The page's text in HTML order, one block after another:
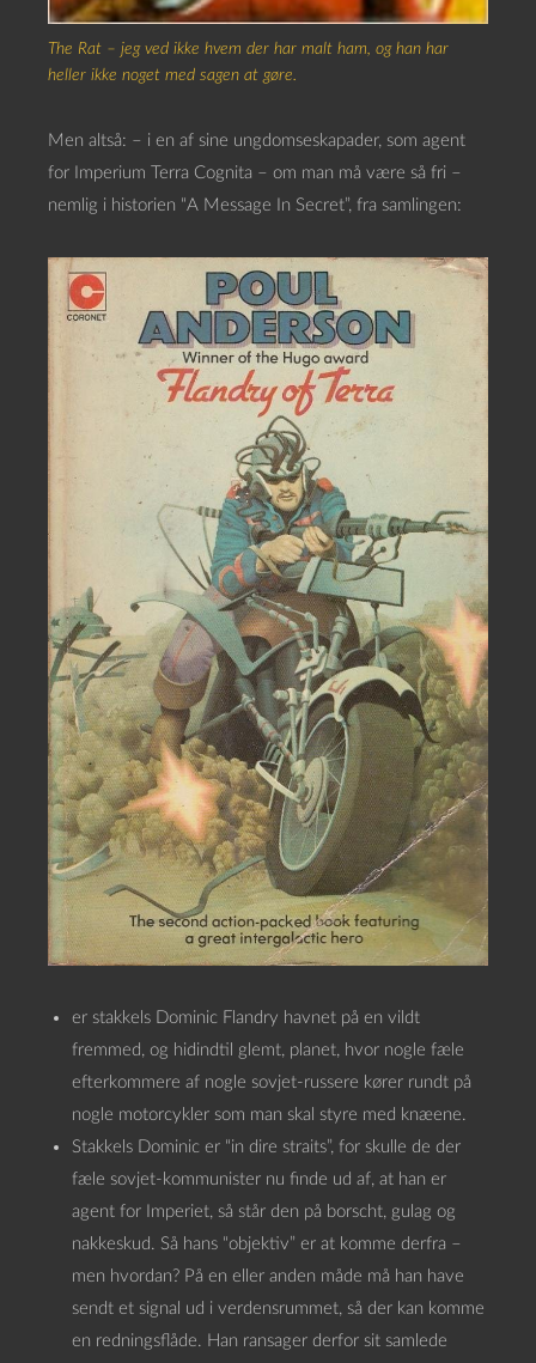
The Rat – jeg ved ikke hvem der har malt ham, og han har
heller ikke noget med sagen at gøre.
Men altså: – i en af sine ungdomseskapader, som agent
for Imperium Terra Cognita – om man må være så fri –
nemlig i historien “A Message In Secret”, fra samlingen:
er stakkels Dominic Flandry havnet på en vildt
fremmed, og hidindtil glemt, planet, hvor nogle fæle
efterkommere af nogle sovjet-russere kører rundt på
nogle motorcykler som man skal styre med knæene.
Stakkels Dominic er “in dire straits”, for skulle de der
fæle sovjet-kommunister nu finde ud af, at han er
agent for Imperiet, så står den på borscht, gulag og
nakkeskud. Så hans “objektiv” er at komme derfra –
men hvordan? På en eller anden måde må han have
sendt et signal ud i verdensrummet, så der kan komme
en redningsflåde. Han ransager derfor sit samlede